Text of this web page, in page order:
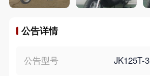
汽配产品电子目录
微信群智能客服
个性化私人定制
公告详情
公告型号 JK125T-3